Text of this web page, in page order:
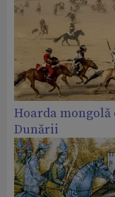
Hoarda
Dunării